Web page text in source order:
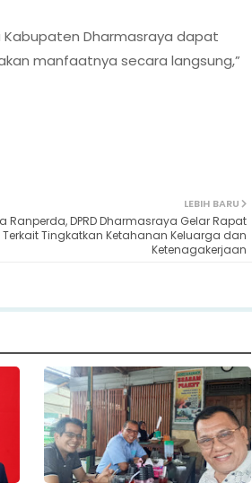
Kabupaten Dharmasraya dapat
manfaatnya secara langsung,”
LEBIH BARU
Ranperda, DPRD Dharmasraya Gelar Rapat
Terkait Tingkatkan Ketahanan Keluarga dan
Ketenagakerjaan